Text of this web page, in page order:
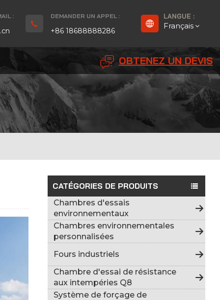
: DEMANDER UN APPEL :
+86 18688888286
LANGUE :
Français
Español
بالعربية
Indonesia
ภาษาไทย
日本語
OBTENEZ UN DEVIS
CATÉGORIES DE PRODUITS
Chambres d'essais
environnementaux
Chambres environnementales
personnalisées
Fours industriels
Chambre d'essai de résistance
aux intempéries Q8
Système de forçage de